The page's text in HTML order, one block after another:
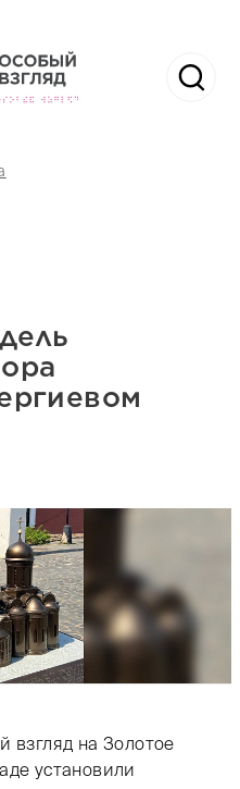
взгляд на Золотое
установили